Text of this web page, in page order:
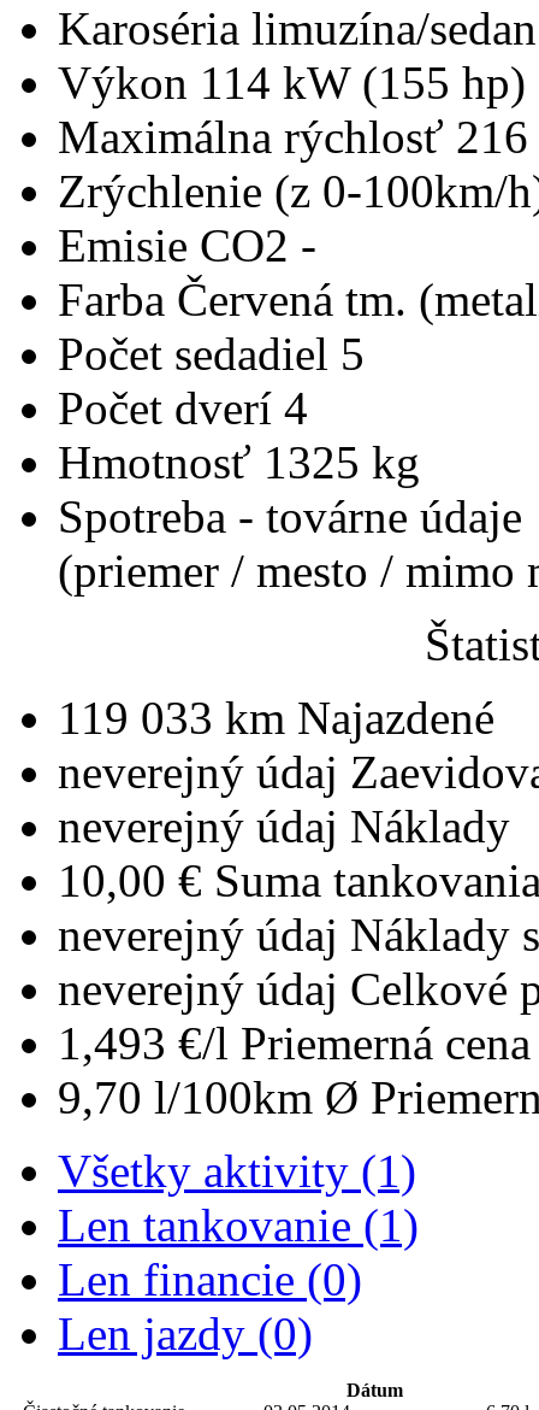
Karoséria limuzína/sedan
Výkon 114 kW (155 hp)
Maximálna rýchlosť
Zrýchlenie (z 0-100km/
Emisie CO2 -
Farba Červená tm.
Počet sedadiel 5
Počet dverí 4
Hmotnosť 1325 kg
Spotreba - továrne údaje
(priemer / mesto / mimo
119 033 km Najazdené
neverejný údaj
neverejný údaj Náklady
10,00 € Suma
neverejný údaj Náklady
neverejný údaj Celkové
1,493 €/l Priemerná
9,70 l/100km Ø
Všetky aktivity (1)
Len tankovanie (1)
Len financie (0)
Len jazdy (0)
Dátum